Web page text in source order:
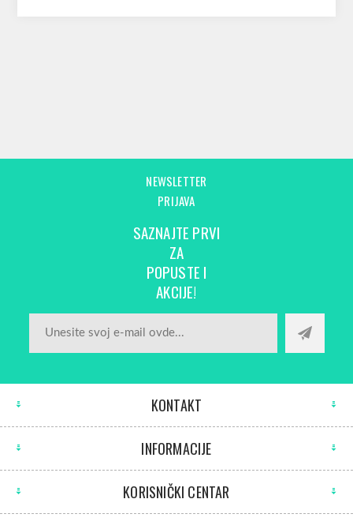
NEWSLETTER
PRIJAVA
SAZNAJTE PRVI
ZA
POPUSTE I
AKCIJE!
KONTAKT
INFORMACIJE
KORISNIČKI CENTAR